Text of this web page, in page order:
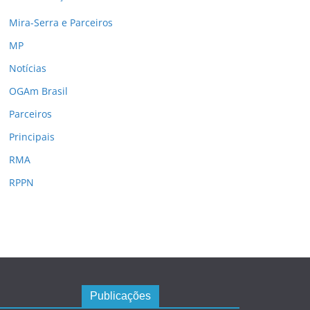
Mira-Serra e Parceiros
MP
Notícias
OGAm Brasil
Parceiros
Principais
RMA
RPPN
Publicações